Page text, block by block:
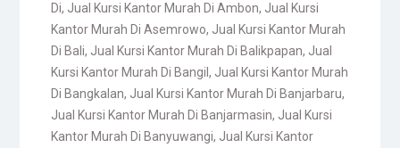
Di, Jual Kursi Kantor Murah Di Ambon, Jual Kursi
Kantor Murah Di Asemrowo, Jual Kursi Kantor Murah
Di Bali, Jual Kursi Kantor Murah Di Balikpapan, Jual
Kursi Kantor Murah Di Bangil , Jual Kursi Kantor Murah
Di Bangkalan, Jual Kursi Kantor Murah Di Banjarbaru,
Jual Kursi Kantor Murah Di Banjarmasin, Jual Kursi
Kantor Murah Di Banyuwangi, Jual Kursi Kantor